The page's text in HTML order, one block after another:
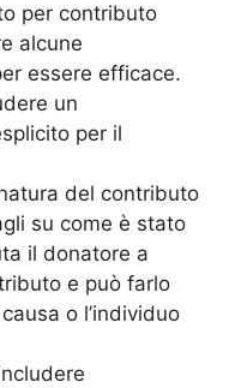
per contributo
alcune
essere efficace.
un
per il
del contributo
su come è stato
il donatore a
e può farlo
o l’individuo